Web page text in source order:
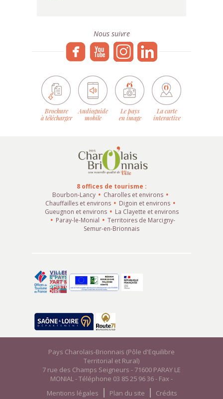
Nous suivre
Brochure
à télécharger
Audioguide
mobile
Le pays
en image
La carte
interactive
8 offices de tourisme :
Bourbon-Lancy
Charolles et environs
Chauffailles et environs
Digoin et environs
Gueugnon et environs
La Clayette et environs
Paray-le-Monial
Territoires de Marcigny-
Semur-en-Brionnais
Pays Charolais-Brionnais (Pôle d'Equilibre
Territorial et Rural)
7 rue des Champs Seigneurs - 71600 PARAY LE
MONIAL - Téléphone 03 85 25 96 36 - Fax -
Mentions légales
Plan du site Crédits